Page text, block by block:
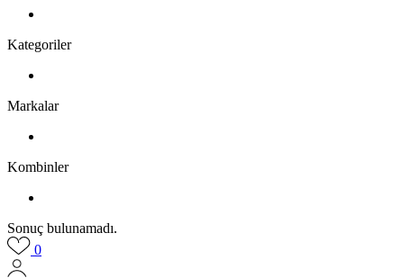
Kategoriler
Markalar
Kombinler
Sonuç bulunamadı.
0